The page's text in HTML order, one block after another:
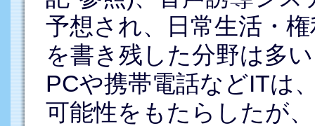
予想され、日常生活・
を書き残した分野は多
PCや携帯電話などITは
可能性をもたらしたが